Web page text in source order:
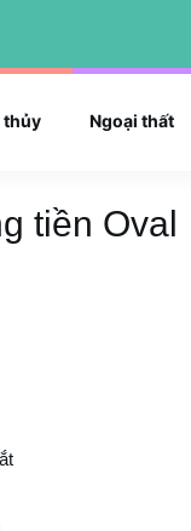
thủy Ngoại thất
tiền Oval